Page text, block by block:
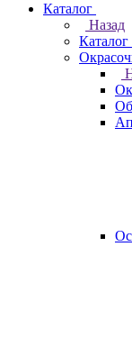
Каталог
Назад
Каталог